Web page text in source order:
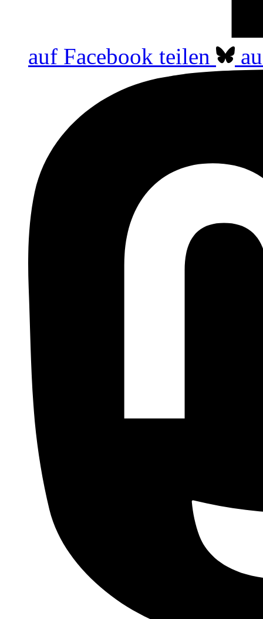
auf Facebook teilen